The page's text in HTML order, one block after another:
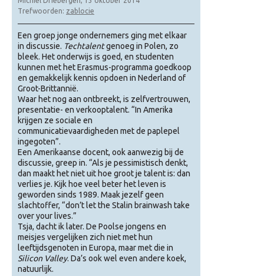
Trefwoorden: zablocie
Een groep jonge ondernemers ging met elkaar
in discussie. Techtalentgenoeg in Polen, zo
bleek. Het onderwijs is goed, en studenten
kunnen met het Erasmus-programma goedkoop
en gemakkelijk kennis opdoen in Nederland of
Groot-Brittannië.
Waar het nog aan ontbreekt, is zelfvertrouwen,
presentatie- en verkooptalent. “In Amerika
krijgen ze sociale en
communicatievaardigheden met de paplepel
ingegoten”.
Een Amerikaanse docent, ook aanwezig bij de
discussie, greep in. “Als je pessimistisch denkt,
dan maakt het niet uit hoe groot je talent is: dan
verlies je. Kijk hoe veel beter het leven is
geworden sinds 1989. Maak jezelf geen
slachtoffer, “don’t let the Stalin brainwash take
over your lives.”
Tsja, dacht ik later. De Poolse jongens en
meisjes vergelijken zich niet met hun
leeftijdsgenoten in Europa, maar met die in
Silicon Valley. Da’s ook wel even andere koek,
natuurlijk.